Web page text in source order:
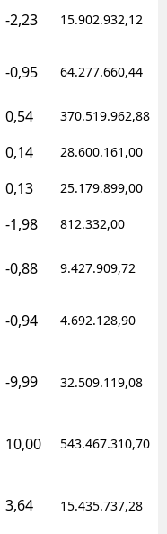
-2,23 15.902.932,12
-0,95 64.277.660,44
0,54 370.519.962,88
0,14 28.600.161,00
0,13 25.179.899,00
-1,98 812.332,00
-0,88 9.427.909,72
-0,94 4.692.128,90
-9,99 32.509.119,08
10,00 543.467.310,70
3,64 15.435.737,28